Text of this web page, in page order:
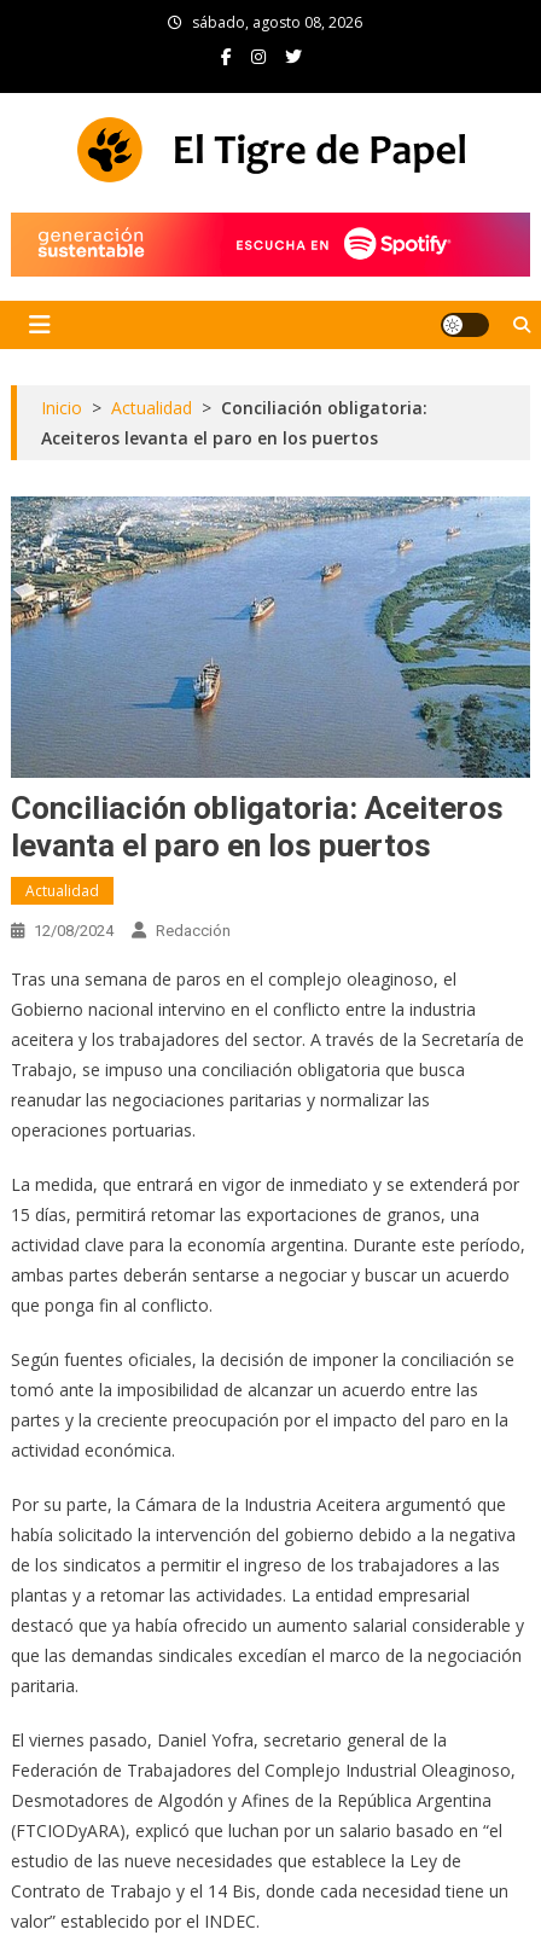
sábado, agosto 08, 2026
Inicio > Actualidad > Conciliación obligatoria:
Aceiteros levanta el paro en los puertos
Conciliación obligatoria: Aceiteros
levanta el paro en los puertos
Actualidad
12/08/2024 Redacción
Tras una semana de paros en el complejo oleaginoso, el
Gobierno nacional intervino en el conflicto entre la industria
aceitera y los trabajadores del sector. A través de la Secretaría de
Trabajo, se impuso una conciliación obligatoria que busca
reanudar las negociaciones paritarias y normalizar las
operaciones portuarias.
La medida, que entrará en vigor de inmediato y se extenderá por
15 días, permitirá retomar las exportaciones de granos, una
actividad clave para la economía argentina. Durante este período,
ambas partes deberán sentarse a negociar y buscar un acuerdo
que ponga fin al conflicto.
Según fuentes oficiales, la decisión de imponer la conciliación se
tomó ante la imposibilidad de alcanzar un acuerdo entre las
partes y la creciente preocupación por el impacto del paro en la
actividad económica.
Por su parte, la Cámara de la Industria Aceitera argumentó que
había solicitado la intervención del gobierno debido a la negativa
de los sindicatos a permitir el ingreso de los trabajadores a las
plantas y a retomar las actividades. La entidad empresarial
destacó que ya había ofrecido un aumento salarial considerable y
que las demandas sindicales excedían el marco de la negociación
paritaria.
El viernes pasado, Daniel Yofra, secretario general de la
Federación de Trabajadores del Complejo Industrial Oleaginoso,
Desmotadores de Algodón y Afines de la República Argentina
(FTCIODyARA), explicó que luchan por un salario basado en “el
estudio de las nueve necesidades que establece la Ley de
Contrato de Trabajo y el 14 Bis, donde cada necesidad tiene un
valor” establecido por el INDEC.